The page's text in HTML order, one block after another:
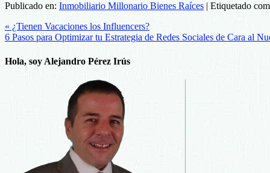
Publicado en: Inmobiliario Millonario Bienes Raíces | Etiquetado
« ¿Tienen Vacaciones los Influencers?
6 Pasos para Optimizar tu Estrategia de Redes Sociales de Cara al
Hola, soy Alejandro Pérez Irús